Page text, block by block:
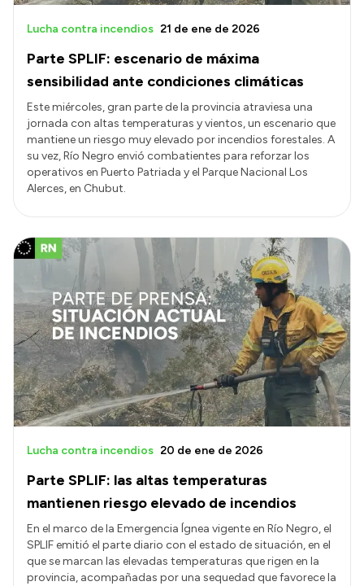
Parte SPLIF: escenario de máxima
sensibilidad ante condiciones climáticas
Lucha contra incendios 21 de ene de 2026
Este miércoles, gran parte de la provincia atraviesa una
jornada con altas temperaturas y vientos, un escenario que
mantiene un riesgo muy elevado por incendios forestales. A
su vez, Río Negro envió combatientes para reforzar los
operativos en Puerto Patriada y el Parque Nacional Los
Alerces, en Chubut.
Parte SPLIF: las altas temperaturas
mantienen riesgo elevado de incendios
Lucha contra incendios 20 de ene de 2026
En el marco de la Emergencia Ígnea vigente en Río Negro, el
SPLIF emitió el parte diario con el estado de situación, en el
que se marcan las elevadas temperaturas que rigen en la
provincia, acompañadas por una sequedad que favorece la